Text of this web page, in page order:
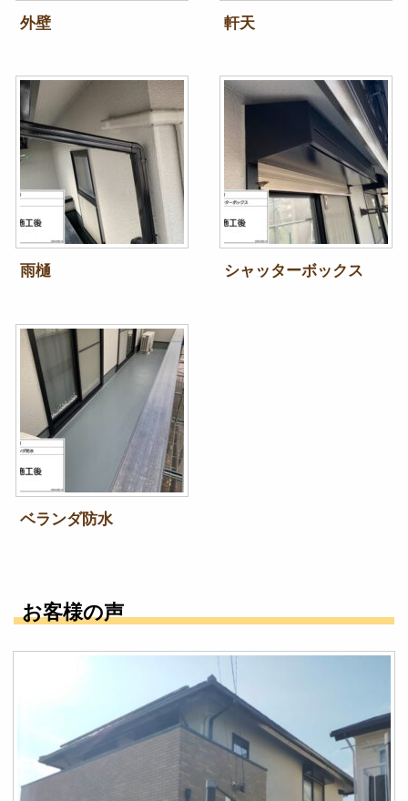
外壁 軒天
雨樋 シャッターボックス
ベランダ防水
お客様の声